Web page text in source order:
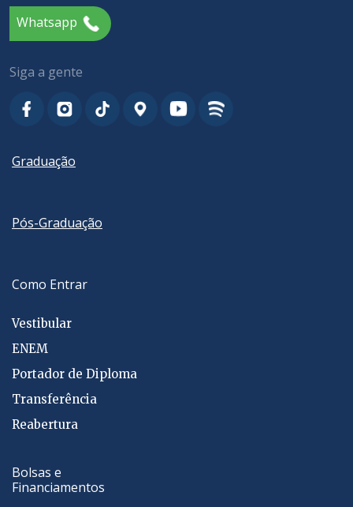
Whatsapp
Siga a gente
Graduação
Pós-Graduação
Como Entrar
Vestibular
ENEM
Portador de Diploma
Transferência
Reabertura
Bolsas e
Financiamentos